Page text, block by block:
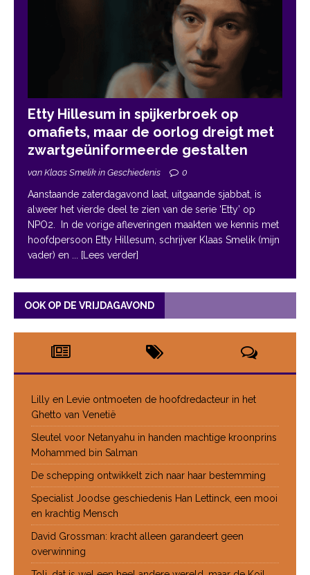
Etty Hillesum in spijkerbroek op
omafiets, maar de oorlog dreigt met
zwartgeüniformeerde gestalten
van Klaas Smelik in Geschiedenis 0
Aanstaande zaterdagavond laat, uitgaande sjabbat, is
alweer het vierde deel te zien van de serie ‘Etty’ op
NPO2. In de vorige afleveringen maakten we kennis met
hoofdpersoon Etty Hillesum, schrijver Klaas Smelik (mijn
vader) en ... [Lees verder]
OOK OP DE VRIJDAGAVOND
Lilly en Levie ontmoeten de hoofdredacteur in het
Ghetto van Venetië
Sleutel voor Netanyahu in handen machtige kroonprins
Mohammed bin Salman
De schepping ontwikkelt zich naar haar bestemming
Specialist Joodse geschiedenis Han Lettinck, een mooi
en krachtig Mensch
David Grossman: kracht alleen garandeert geen
overwinning